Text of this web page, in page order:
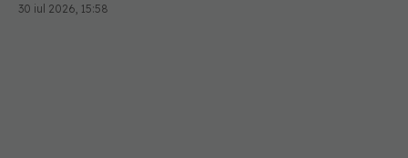
30 iul 2026, 15:58